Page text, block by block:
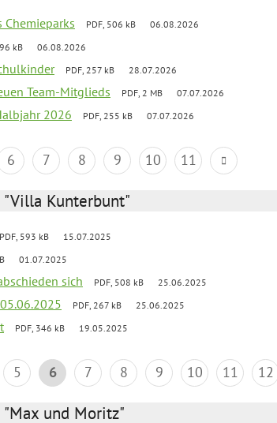
Chemieparks PDF, 506 kB 06.08.2026
kB 06.08.2026
PDF, 257 kB 28.07.2026
Team-Mitglieds PDF, 2 MB 07.07.2026
2026 PDF, 255 kB 07.07.2026
6 7 8 9 10 11
Kunterbunt"
PDF, 593 kB 15.07.2025
01.07.2025
sich PDF, 508 kB 25.06.2025
PDF, 267 kB 25.06.2025
PDF, 346 kB 19.05.2025
5 6 7 8 9 10 11 12
und Moritz"